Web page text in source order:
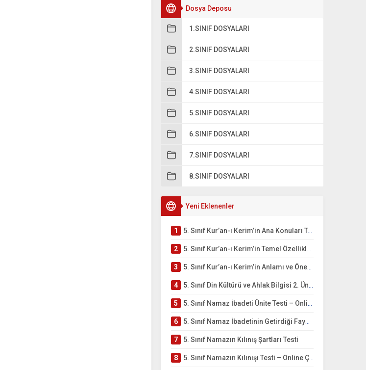
Dosya Deposu
1.SINIF DOSYALARI
2.SINIF DOSYALARI
3.SINIF DOSYALARI
4.SINIF DOSYALARI
5.SINIF DOSYALARI
6.SINIF DOSYALARI
7.SINIF DOSYALARI
8.SINIF DOSYALARI
Yeni Eklenenler
1 5. Sınıf Kur’an-ı Kerim’in Ana Konuları Testi – Online Çöz
2 5. Sınıf Kur’an-ı Kerim’in Temel Özellikleri ve Önemi Testi – Online Çöz
3 5. Sınıf Kur’an-ı Kerim’in Anlamı ve Önemi Testi – Online Çöz
4 5. Sınıf Din Kültürü ve Ahlak Bilgisi 2. Ünite: Namaz İbadeti Çalışmaları
5 5. Sınıf Namaz İbadeti Ünite Testi – Online Çöz
6 5. Sınıf Namaz İbadetinin Getirdiği Faydalar Testi
7 5. Sınıf Namazın Kılınış Şartları Testi
8 5. Sınıf Namazın Kılınışı Testi – Online Çöz